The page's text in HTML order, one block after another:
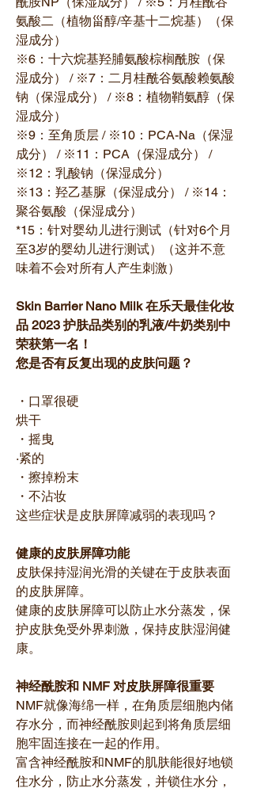
氨酸二（植物甾醇/辛基十二烷基）（保
湿成分）
※6：十六烷基羟脯氨酸棕榈酰胺（保
湿成分） / ※7：二月桂酰谷氨酸赖氨酸
钠（保湿成分） / ※8：植物鞘氨醇（保
湿成分）
※9：至角质层 / ※10：PCA-Na（保湿
成分） / ※11：PCA（保湿成分） /
※12：乳酸钠（保湿成分）
※13：羟乙基脲（保湿成分） / ※14：
聚谷氨酸（保湿成分）
*15：针对婴幼儿进行测试（针对6个月
至3岁的婴幼儿进行测试）（这并不意
味着不会对所有人产生刺激）
Skin Barrier Nano Milk 在乐天最佳化妆
品 2023 护肤品类别的乳液/牛奶类别中
荣获第一名！
您是否有反复出现的皮肤问题？
・口罩很硬
烘干
・摇曳
·紧的
・擦掉粉末
・不沾妆
这些症状是皮肤屏障减弱的表现吗？
健康的皮肤屏障功能
皮肤保持湿润光滑的关键在于皮肤表面
的皮肤屏障。
健康的皮肤屏障可以防止水分蒸发，保
护皮肤免受外界刺激，保持皮肤湿润健
康。
神经酰胺和 NMF 对皮肤屏障很重要
NMF就像海绵一样，在角质层细胞内储
存水分，而神经酰胺则起到将角质层细
胞牢固连接在一起的作用。
富含神经酰胺和NMF的肌肤能很好地锁
住水分，防止水分蒸发，并锁住水分，